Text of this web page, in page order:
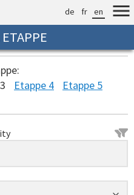
de fr en
Etappe 4
Etappe 5